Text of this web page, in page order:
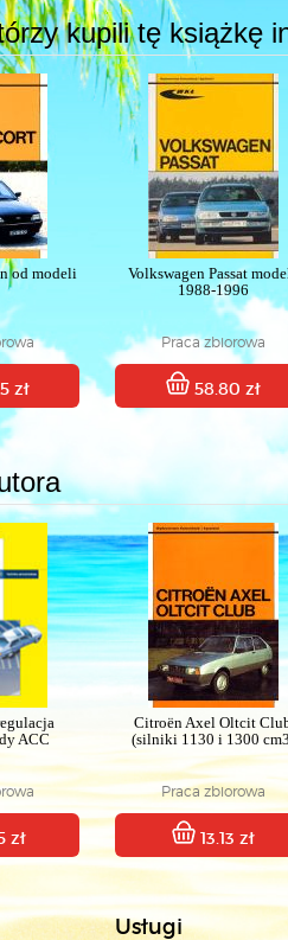
kupili tę książkę
od modeli
zł
Volkswagen Passat
1988-1996
Praca zbiorowa
58.80 zł
ACC
zł
Citroën Axel Oltcit
(silniki 1130 i 1300
Praca zbiorowa
13.13 zł
Usługi